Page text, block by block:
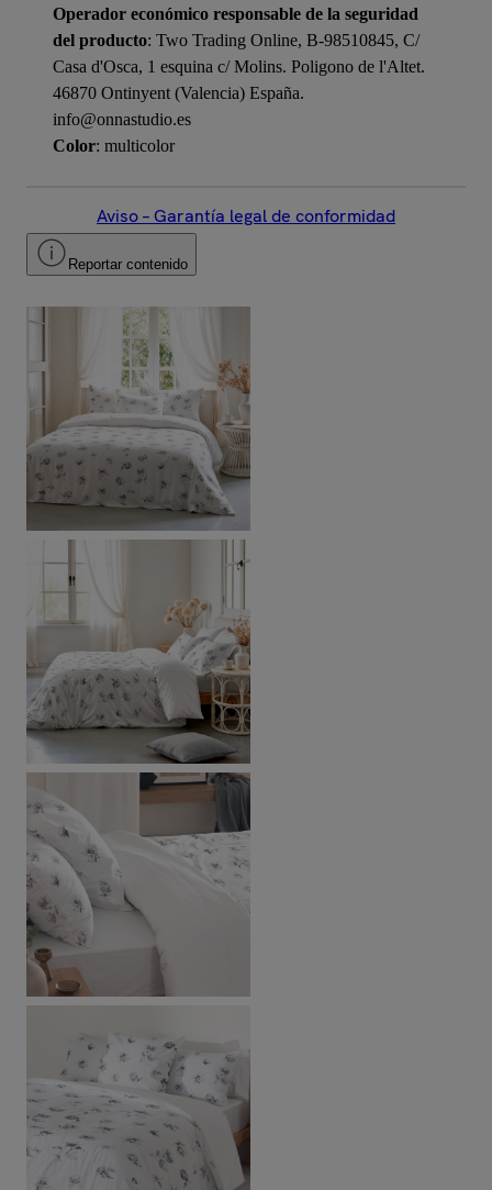
Operador económico responsable de la seguridad
del producto: Two Trading Online, B-98510845, C/
Casa d'Osca, 1 esquina c/ Molins. Poligono de l'Altet.
46870 Ontinyent (Valencia) España.
info@onnastudio.es
Color: multicolor
Aviso – Garantía legal de conformidad
Reportar contenido